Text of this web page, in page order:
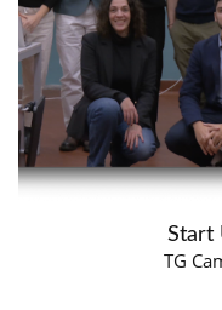
Start
TG